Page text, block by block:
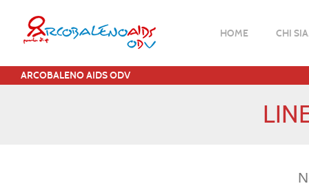
HOME CHI
ARCOBALENO AIDS ODV